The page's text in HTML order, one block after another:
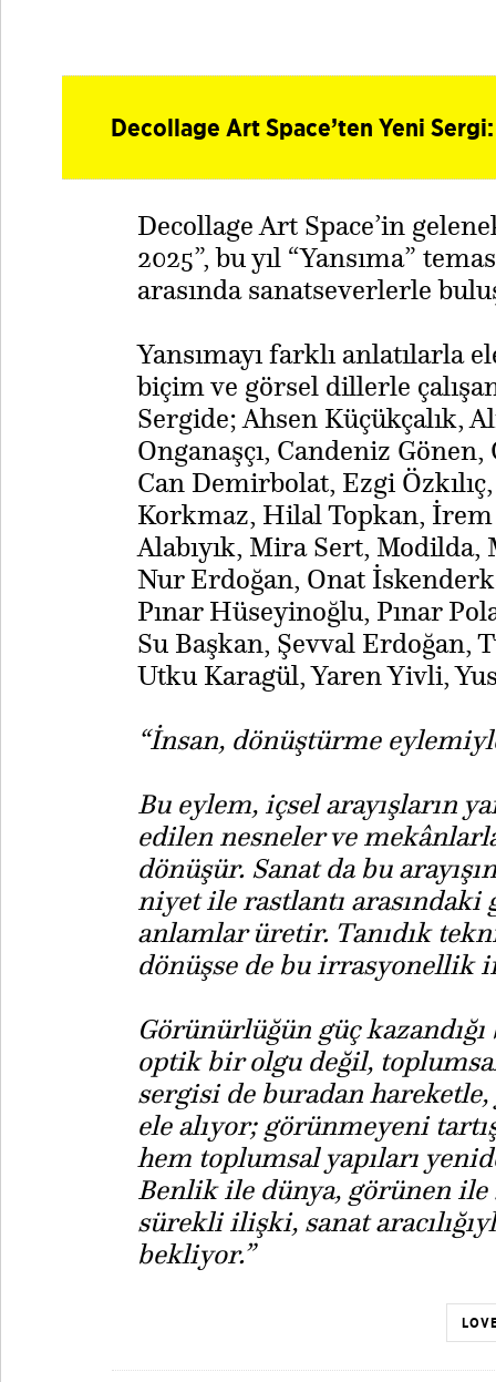
Decollage Art Space’ten Yeni
Decollage Art Space’in
2025”, bu yıl “Yansıma”
arasında sanatseverlerle
Yansımayı farklı anlatılarla
biçim ve görsel dillerle
Sergide; Ahsen Küçükçalık,
Onganaşçı, Candeniz
Can Demirbolat, Ezgi
Korkmaz, Hilal Topkan, İrem
Alabıyık, Mira Sert,
Nur Erdoğan, Onat
Pınar Hüseyinoğlu, Pınar
Su Başkan, Şevval Erdoğan,
Utku Karagül, Yaren Yivli,
“İnsan, dönüştürme
Bu eylem, içsel arayışların
edilen nesneler ve
dönüşür. Sanat da bu
niyet ile rastlantı
anlamlar üretir. Tanıdık
dönüşse de bu irrasyonellik
Görünürlüğün güç
optik bir olgu değil,
sergisi de buradan
ele alıyor; görünmeyeni
hem toplumsal yapıları
Benlik ile dünya, görünen ile
sürekli ilişki, sanat
bekliyor.”